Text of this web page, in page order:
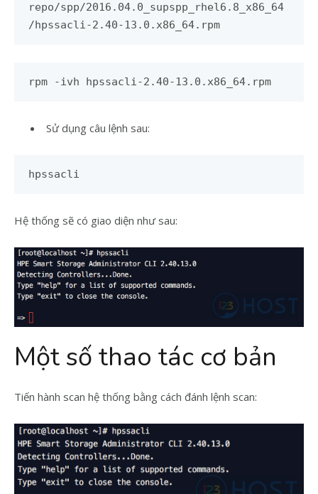
repo/spp/2016.04.0_supspp_rhel6.8_x86_64
/hpssacli-2.40-13.0.x86_64.rpm
rpm -ivh hpssacli-2.40-13.0.x86_64.rpm
Sử dụng câu lệnh sau:
hpssacli
Hệ thống sẽ có giao diện như sau:
Một số thao tác cơ bản
Tiến hành scan hệ thống bằng cách đánh lệnh scan: